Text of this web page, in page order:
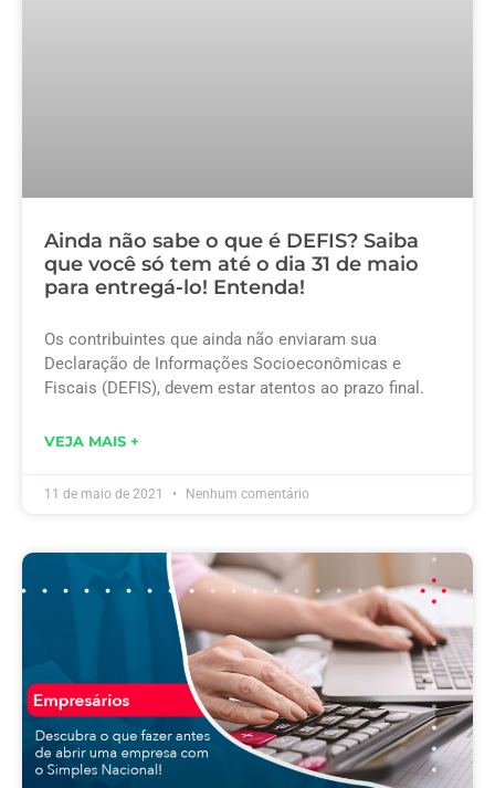
Ainda não sabe o que é DEFIS? Saiba
que você só tem até o dia 31 de maio
para entregá-lo! Entenda!
Os contribuintes que ainda não enviaram sua
Declaração de Informações Socioeconômicas e
Fiscais (DEFIS), devem estar atentos ao prazo final.
VEJA MAIS +
11 de maio de 2021 Nenhum comentário